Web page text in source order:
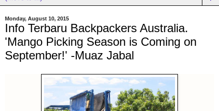
Monday, August 10, 2015
Info Terbaru Backpackers Australia.
'Mango Picking Season is Coming on
September!' -Muaz Jabal